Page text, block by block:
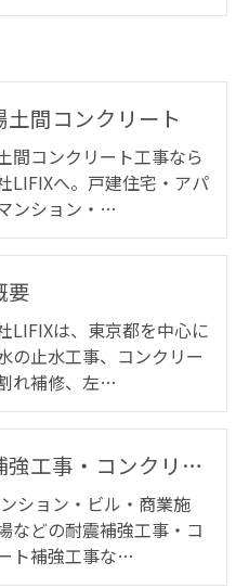
土間コンクリート
間コンクリート工事なら
LIFIXへ。戸建住宅・アパ
ンション・…
要
LIFIXは、東京都を中心に
の止水工事、コンクリー
れ補修、左…
耐震補強工事・コンクリート補強工事
ション・ビル・商業施
などの耐震補強工事・コ
ト補強工事な…